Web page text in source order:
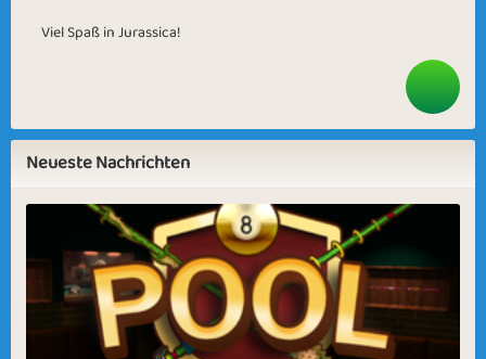
Viel Spaß in Jurassica!
Neueste Nachrichten